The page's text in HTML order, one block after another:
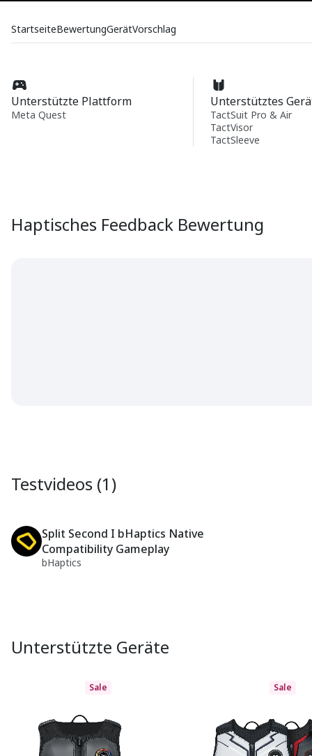
StartseiteBewertungGerätVorschlag
Unterstützte Plattform
Meta Quest
Unterstütztes
TactSuit Pro & Air
TactVisor
TactSleeve
Haptisches Feedback Bewertung
Testvideos (1)
Split Second I bHaptics Native
Compatibility Gameplay
bHaptics
Unterstützte Geräte
Sale Sale